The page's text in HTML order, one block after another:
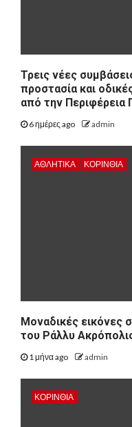
Τρεις νέες
προστασία και
από την
6 ημέρες ago admin
ΑΘΛΗΤΙΚΑ ΚΟΡΙΝΘΊΑ
Μοναδικές εικόνες
του Ράλλυ
1 μήνα ago admin
ΚΟΡΙΝΘΊΑ